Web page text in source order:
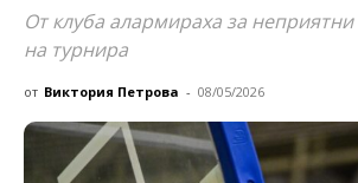
От клуба алармираха за
на турнира
от Виктория Петрова - 08/05/2026